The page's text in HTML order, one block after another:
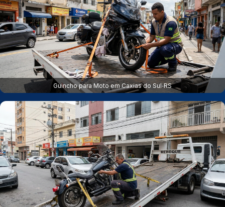
Guincho para Moto em Caxias do Sul‑RS